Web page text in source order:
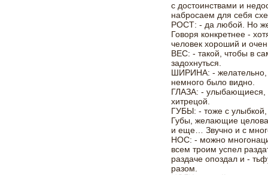
с достоинствами и
набросаем для себя
РОСТ: - да любой. Но
Говоря конкретнее -
человек хороший и
ВЕС: - такой, чтобы в
задохнуться.
ШИРИНА: - желательно,
немного было видно.
ГЛАЗА: - улыбающиеся,
хитрецой.
ГУБЫ: - тоже с
Губы, желающие
и еще… Звучно и с
НОС: - можно
всем троим успел
раздаче опоздал и -
разом.